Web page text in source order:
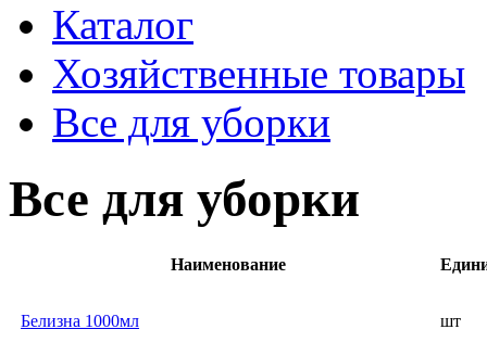
Каталог
Хозяйственные товары
Все для уборки
Все для уборки
Наименование
Белизна 1000мл шт